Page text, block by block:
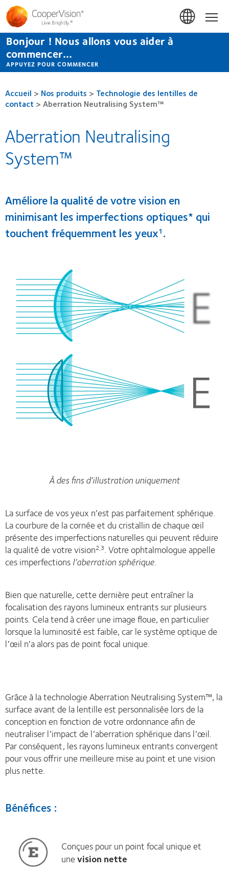
Aller
au
contenu
principal
Bonjour ! Nous allons vous aider à
commencer...
APPUYEZ POUR COMMENCER
Accueil > Nos produits > Technologie des lentilles de
contact > Aberration Neutralising System™
Aberration Neutralising
System™
Améliore la qualité de votre vision en
minimisant les imperfections optiques* qui
touchent fréquemment les yeux1.
À des fins d’illustration uniquement
La surface de vos yeux n’est pas parfaitement sphérique.
La courbure de la cornée et du cristallin de chaque œil
présente des imperfections naturelles qui peuvent réduire
la qualité de votre vision2,3. Votre ophtalmologue appelle
ces imperfectionsl’aberration sphérique.
Bien que naturelle, cette dernière peut entraîner la
focalisation des rayons lumineux entrants sur plusieurs
points. Cela tend à créer une image floue, en particulier
lorsque la luminosité est faible, car le système optique de
l’œil n’a alors pas de point focal unique.
Grâce à la technologie Aberration Neutralising System™, la
surface avant de la lentille est personnalisée lors de la
conception en fonction de votre ordonnance afin de
neutraliser l’impact de l’aberration sphérique dans l’œil.
Par conséquent, les rayons lumineux entrants convergent
pour vous offrir une meilleure mise au point et une vision
plus nette.
Bénéfices :
Conçues pour un point focal unique et
unevision nette